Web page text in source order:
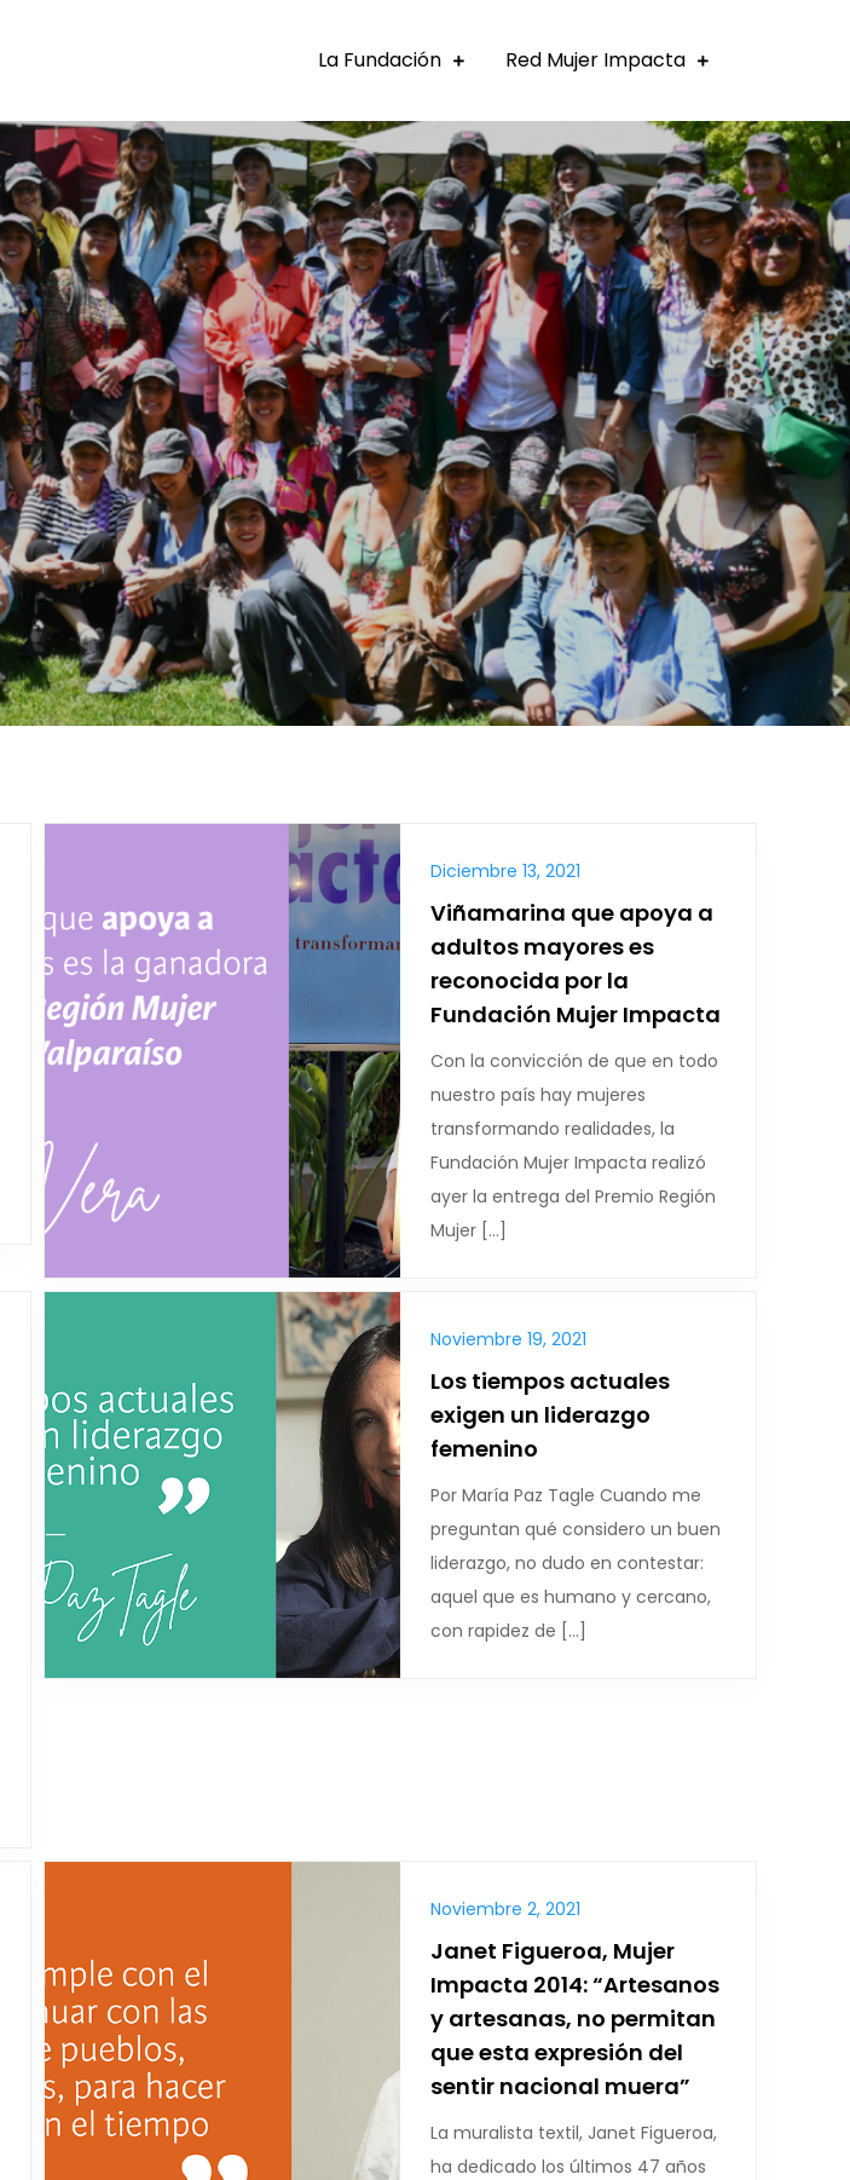
La Fundación Red Mujer Impacta
Diciembre 13, 2021
Viñamarina que apoya a
adultos mayores es
reconocida por la
Fundación Mujer Impacta
Con la convicción de que en todo
nuestro país hay mujeres
transformando realidades, la
Fundación Mujer Impacta realizó
ayer la entrega del Premio Región
Mujer […]
Noviembre 19, 2021
Los tiempos actuales
exigen un liderazgo
femenino
Por María Paz Tagle Cuando me
preguntan qué considero un buen
liderazgo, no dudo en contestar:
aquel que es humano y cercano,
con rapidez de […]
Noviembre 2, 2021
Janet Figueroa, Mujer
Impacta 2014: “Artesanos
y artesanas, no permitan
que esta expresión del
sentir nacional muera”
La muralista textil, Janet Figueroa,
ha dedicado los últimos 47 años